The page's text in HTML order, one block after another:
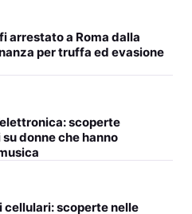
arrestato a Roma dalla
per truffa ed evasione
scoperte
donne che hanno
cellulari: scoperte nelle